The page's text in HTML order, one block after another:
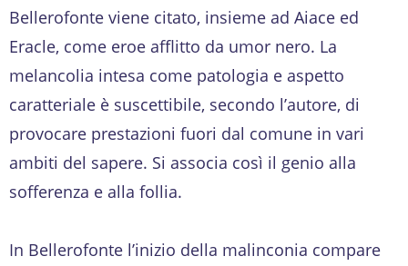
Bellerofonte viene citato, insieme ad Aiace ed
Eracle, come eroe afflitto da umor nero. La
melancolia intesa come patologia e aspetto
caratteriale è suscettibile, secondo l’autore, di
provocare prestazioni fuori dal comune in vari
ambiti del sapere. Si associa così il genio alla
sofferenza e alla follia.
In Bellerofonte l’inizio della malinconia compare